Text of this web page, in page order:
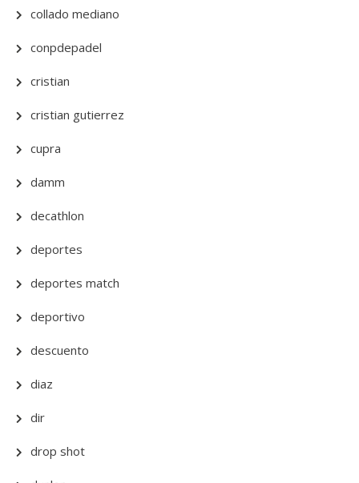
collado mediano
conpdepadel
cristian
cristian gutierrez
cupra
damm
decathlon
deportes
deportes match
deportivo
descuento
diaz
dir
drop shot